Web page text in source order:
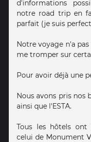
d'informations
notre road trip en
parfait (je suis
Notre voyage n'a
me tromper sur
Pour avoir déjà une
Nous avons pris nos
ainsi que l'ESTA.
Tous les hôtels ont
celui de Monument